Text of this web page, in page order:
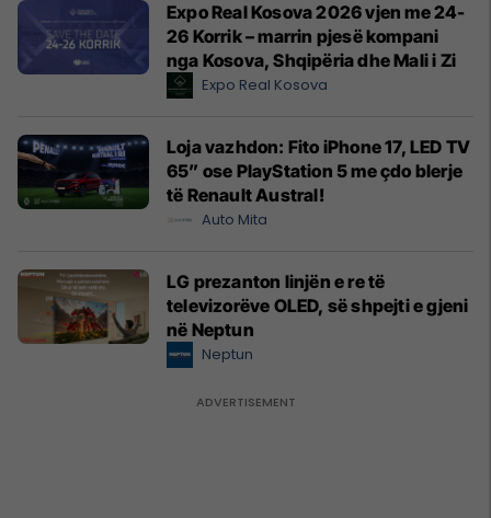
Expo Real Kosova 2026 vjen me 24-
26 Korrik – marrin pjesë kompani
nga Kosova, Shqipëria dhe Mali i Zi
Expo Real Kosova
Loja vazhdon: Fito iPhone 17, LED TV
65” ose PlayStation 5 me çdo blerje
të Renault Austral!
Auto Mita
LG prezanton linjën e re të
televizorëve OLED, së shpejti e gjeni
në Neptun
Neptun